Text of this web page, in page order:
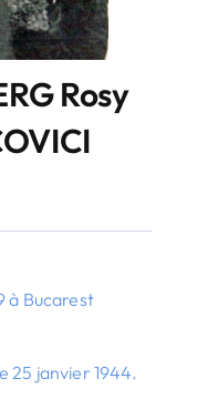
Rosy
à Bucarest
25 janvier 1944.